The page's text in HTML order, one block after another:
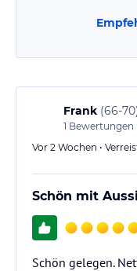
Frank (66-70
1 Bewertungen
Vor 2 Wochen •
Schön mit
Schön gelegen.